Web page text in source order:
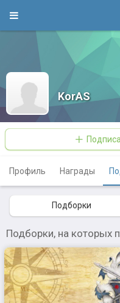
KorAS
Профиль Награды
Подборки
Подборки, на которых